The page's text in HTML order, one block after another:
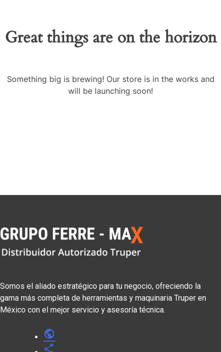
Great things are on the horizon
Something big is brewing! Our store is in the works and
will be launching soon!
Somos el aliado estratégico para tu negocio, ofreciendo la
gama más completa de herramientas y maquinaria Truper en
México con el mejor servicio y asesoría técnica.
public
share